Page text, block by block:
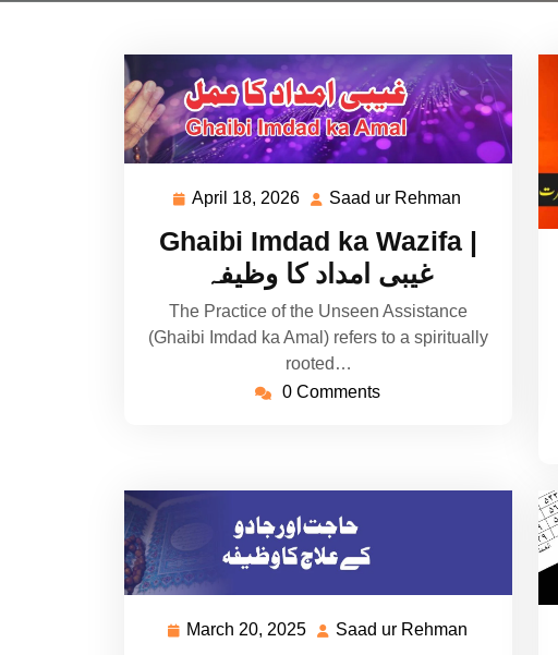
April 18, 2026 April
2026
Saad ur Rehman
Ghaibi Imdad ka Wazifa |
غیبی امداد کا وظیفہ
The Practice of the Unseen Assistance
(Ghaibi Imdad ka Amal) refers to a spiritually
rooted…
0 Comments
March 20, 2025 MarchSaad ur Rehman